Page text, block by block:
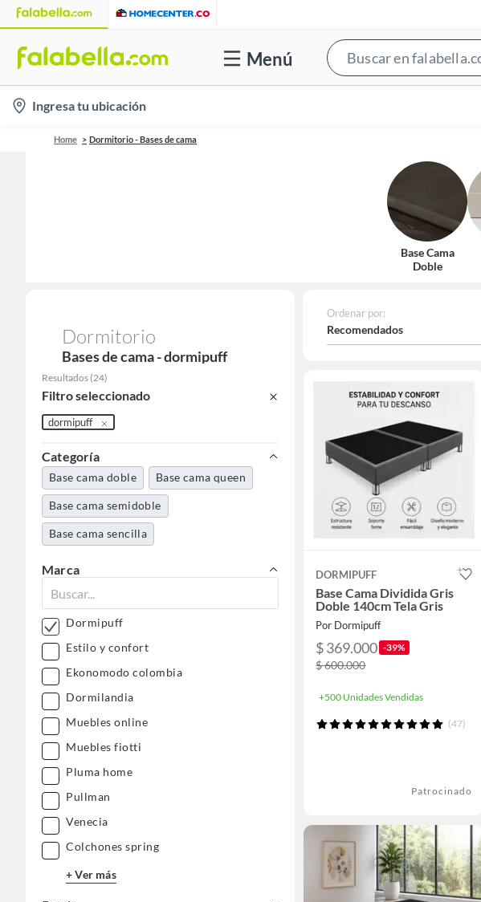
Menú
location-
icon
Ingresa tu ubicación
Home Dormitorio - Bases de cama
Base Cama
Doble
Dormitorio
Bases de cama - dormipuff
Resultados (24)
Filtro seleccionado
dormipuff
Categoría
Base cama doble Base cama queen
Base cama semidoble
Base cama sencilla
Marca
Dormipuff
Estilo y confort
Ekonomodo colombia
Dormilandia
Muebles online
Muebles fiotti
Pluma home
Pullman
Venecia
Colchones spring
+ Ver más
Ordenar por:
Recomendados
DORMIPUFF
Base Cama Dividida Gris
Doble 140cm Tela Gris
Por Dormipuff
$ 369.000 -39%
$ 600.000
+500 Unidades Vendidas
(47)
Patrocinado